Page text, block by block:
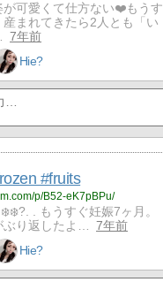
が可愛くて仕方ない❤️もうす
産まれてきたら2人とも「い
7年前
Hie?
#fruits
p/B52-eK7pBPu/
. もうすぐ妊娠7ヶ月。
ぶり返したよ…
7年前
Hie?